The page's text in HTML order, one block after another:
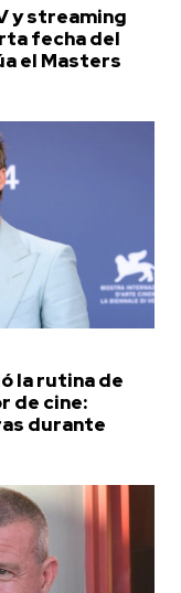
y streaming
fecha del
el Masters
la rutina de
de cine:
durante